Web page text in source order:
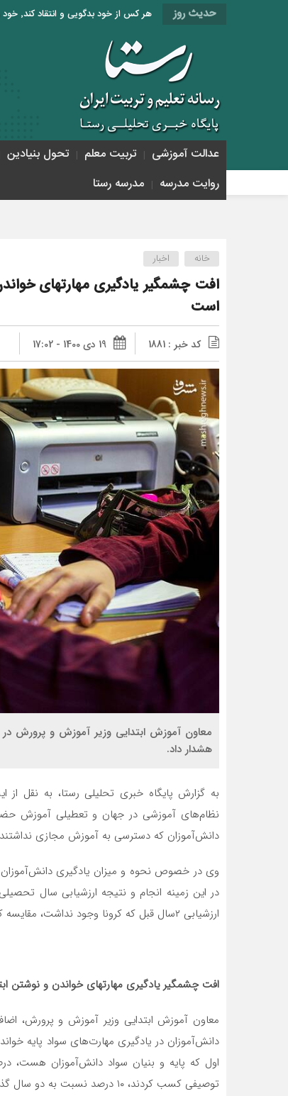
حدیث روز هر کس از خود بدگویی و انتقاد کند٬ خود را اصلاح کرده و هر کس خودستایی نماید٬ پس به تحقیق خویش را تباه نموده است. «امام علی (ع)»
عدالت آموزشی تربیت معلم تحول بنیادین
روایت مدرسه
مدرسه رستا
خانه اخبار
افت چشمگیر یادگیری مهارتهای
است
کد خبر : 1881 19 دی 1400 - 17:02
معاون آموزش ابتدایی وزیر آموزش و پرورش
هشدار داد.
به گزارش پایگاه خبری تحلیلی رستا، به نقل
نظام‌های آموزشی در جهان و تعطیلی آموزش
دانش‌آموزان که دسترسی به آموزش مجازی
وی در خصوص نحوه و میزان یادگیری
در این زمینه انجام و نتیجه ارزشیابی سال
ارزشیابی ۲سال قبل که کرونا وجود نداشت، مقایسه کردیم.
افت چشمگیر یادگیری مهارتهای خواندن و نوشتن
معاون آموزش ابتدایی وزیر آموزش و پرورش،
دانش‌آموزان در یادگیری مهارت‌های سواد پایه
اول که پایه و بنیان سواد دانش‌آموزان هست،
توصیفی کسب کردند، ۱۰ درصد